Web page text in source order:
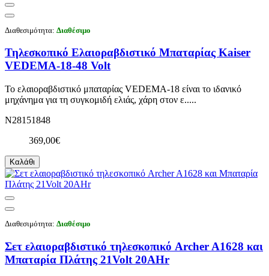
Διαθεσιμότητα: Διαθέσιμο
Τηλεσκοπικό Ελαιοραβδιστικό Μπαταρίας Kaiser
VEDEMA-18-48 Volt
Το ελαιοραβδιστικό μπαταρίας VEDEMA-18 είναι το ιδανικό
μηχάνημα για τη συγκομιδή ελιάς, χάρη στον ε.....
N28151848
369,00€
Καλάθι
Διαθεσιμότητα: Διαθέσιμο
Σετ ελαιοραβδιστικό τηλεσκοπικό Archer A1628 και
Μπαταρία Πλάτης 21Volt 20AHr